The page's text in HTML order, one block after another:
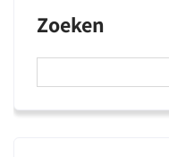
Zoeken